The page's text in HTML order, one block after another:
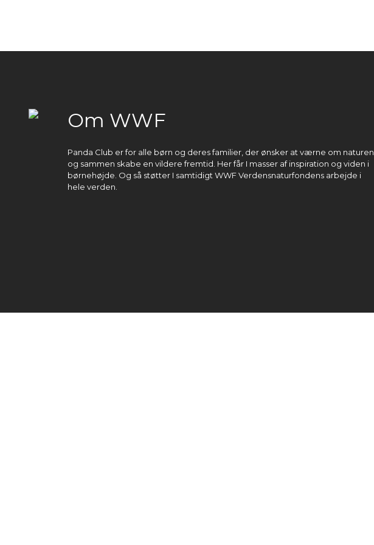
Om WWF
Panda Club er for alle børn og deres familier, der ønsker at værne om naturen
og sammen skabe en vildere fremtid. Her får I masser af inspiration og viden i
børnehøjde. Og så støtter I samtidigt WWF Verdensnaturfondens arbejde i
hele verden.